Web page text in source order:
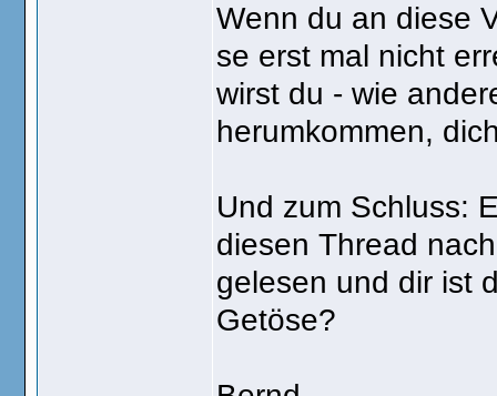
Wenn du an diese
se erst mal nicht
wirst du - wie
herumkommen,
Und zum Schluss:
diesen Thread
gelesen und dir ist
Getöse?